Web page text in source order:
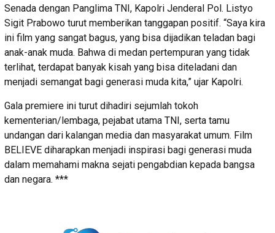
Senada dengan Panglima TNI, Kapolri Jenderal Pol. Listyo
Sigit Prabowo turut memberikan tanggapan positif. “Saya kira
ini film yang sangat bagus, yang bisa dijadikan teladan bagi
anak-anak muda. Bahwa di medan pertempuran yang tidak
terlihat, terdapat banyak kisah yang bisa diteladani dan
menjadi semangat bagi generasi muda kita,” ujar Kapolri.
Gala premiere ini turut dihadiri sejumlah tokoh
kementerian/lembaga, pejabat utama TNI, serta tamu
undangan dari kalangan media dan masyarakat umum. Film
BELIEVE diharapkan menjadi inspirasi bagi generasi muda
dalam memahami makna sejati pengabdian kepada bangsa
dan negara. ***